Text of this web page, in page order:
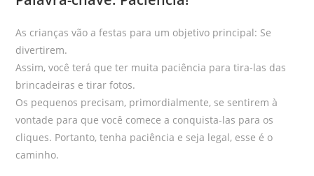
As crianças vão a festas para um objetivo principal: Se
divertirem.
Assim, você terá que ter muita paciência para tira-las das
brincadeiras e tirar fotos.
Os pequenos precisam, primordialmente, se sentirem à
vontade para que você comece a conquista-las para os
cliques. Portanto, tenha paciência e seja legal, esse é o
caminho.